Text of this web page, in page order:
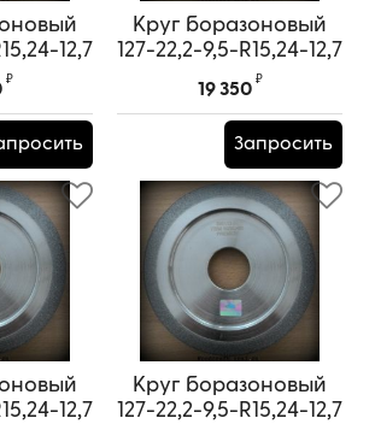
12,7
30)
₽
Круг боразоновый
127-22,2-9,5-R15,24-12,7
(Корея) (лето10/30)
19 350
₽
Запросить
12,7
Круг боразоновый
127-22,2-9,5-R15,24-12,7